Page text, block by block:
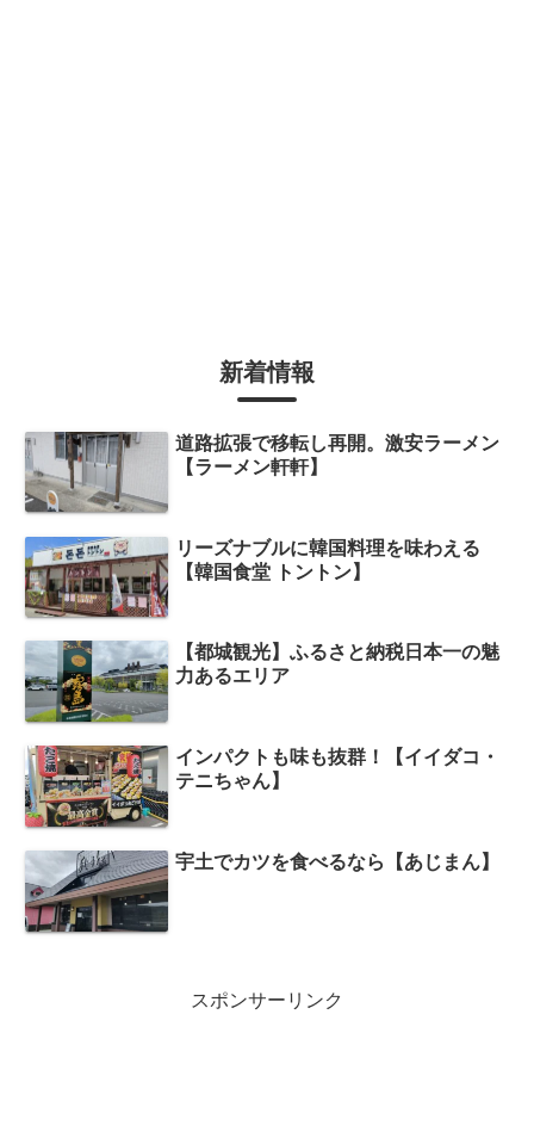
新着情報
道路拡張で移転し再開。激安ラーメン
【ラーメン軒軒】
リーズナブルに韓国料理を味わえる
【韓国食堂 トントン】
【都城観光】ふるさと納税日本一の魅
力あるエリア
インパクトも味も抜群！【イイダコ・
テニちゃん】
宇土でカツを食べるなら【あじまん】
スポンサーリンク